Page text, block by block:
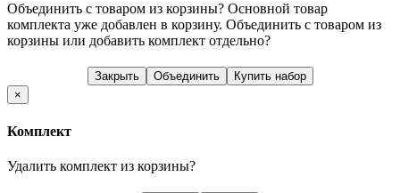
Объединить с товаром из корзины? Основной товар
комплекта уже добавлен в корзину. Объединить с товаром из
корзины или добавить комплект отдельно?
Закрыть Объединить
Купить набор
×
Комплект
Удалить комплект из корзины?